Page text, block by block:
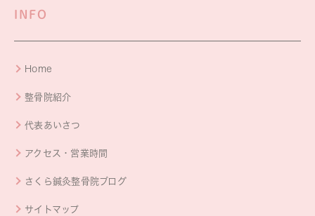
INFO
Home
整骨院紹介
代表あいさつ
アクセス・営業時間
さくら鍼灸整骨院ブログ
サイトマップ